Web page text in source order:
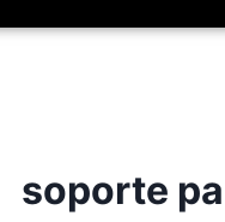
soporte